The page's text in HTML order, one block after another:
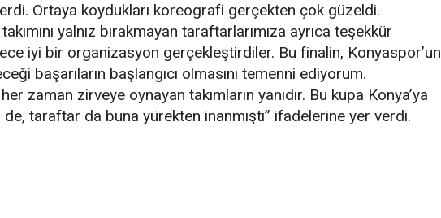
Ortaya koydukları koreografi gerçekten çok güzeldi.
yalnız bırakmayan taraftarlarımıza ayrıca teşekkür
iyi bir organizasyon gerçekleştirdiler. Bu finalin, Konyaspor’un
başarıların başlangıcı olmasını temenni ediyorum.
zaman zirveye oynayan takımların yanıdır. Bu kupa Konya’ya
de, taraftar da buna yürekten inanmıştı” ifadelerine yer verdi.